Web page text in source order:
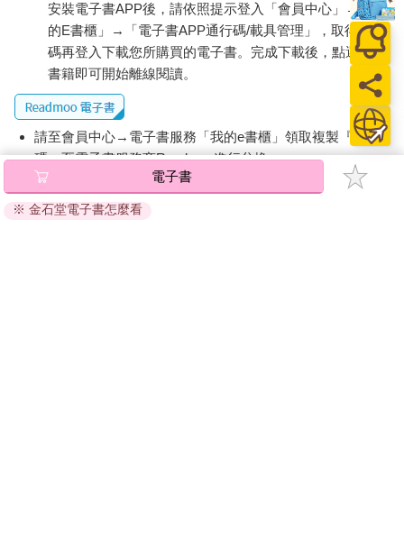
安裝電子書APP後，請依照提示登入「會員中心」→「我
的E書櫃」→「電子書APP通行碼/載具管理」，取得通行
碼再登入下載您所購買的電子書。完成下載後，點選任一
書籍即可開始離線閱讀。
請至會員中心→電子書服務「我的e書櫃」領取複製『兌換
碼』至電子書服務商Readmoo進行兌換。
退換貨須知：
因版權保護，您在金石堂所購買的電子書僅能以金石堂專屬
電子書
※ 金石堂電子書怎麼看